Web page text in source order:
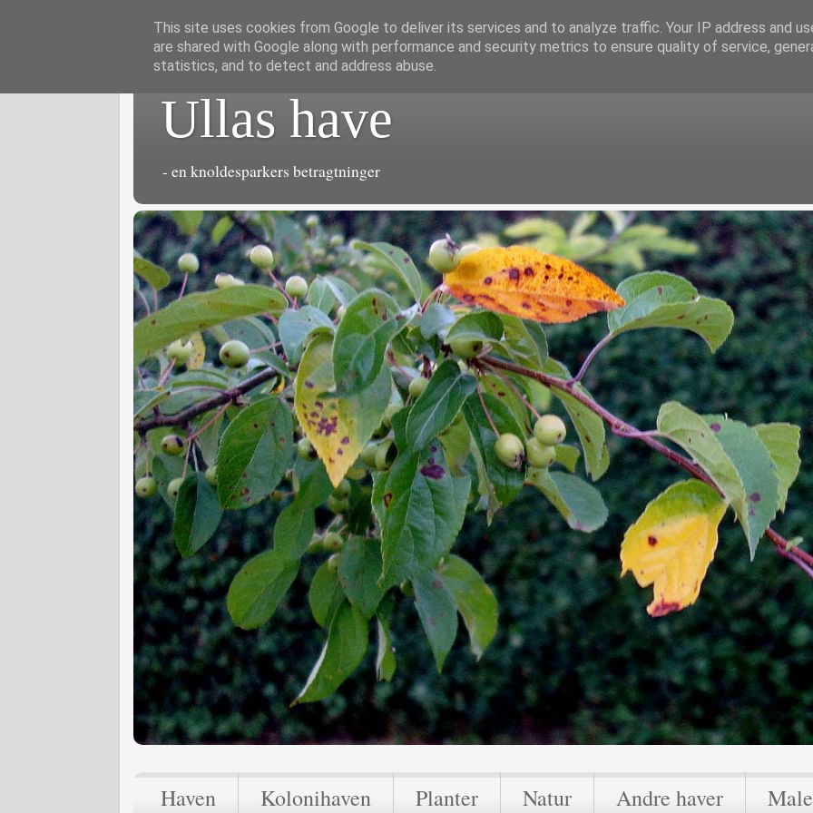
Ullas have
- en knoldesparkers betragtninger
Haven Kolonihaven Planter Natur Andre haver
This site uses cookies from Google to deliver its services and to analyze traffic. Your IP address and
are shared with Google along with performance and security metrics to ensure quality of service,
statistics, and to detect and address abuse.